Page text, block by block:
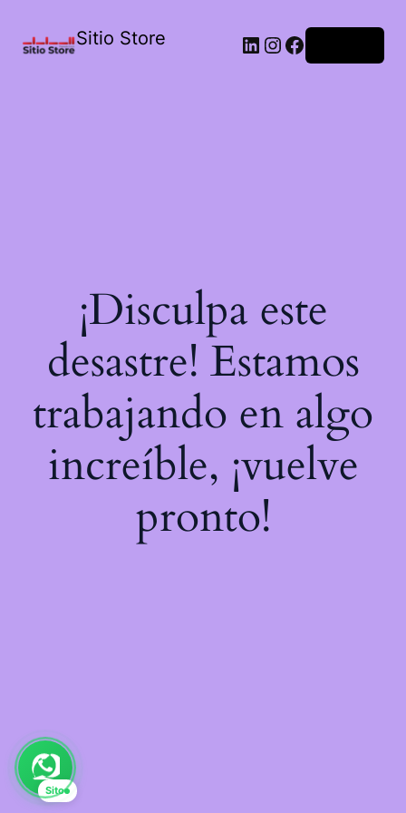
Sitio Store
¡Disculpa este
desastre! Estamos
trabajando en algo
increíble, ¡vuelve
pronto!
Sito